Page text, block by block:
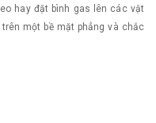
hay đặt bình gas lên các vật
một bề mặt phẳng và chắc